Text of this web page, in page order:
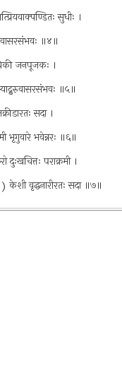
सुधीः ।
॥४॥
जनपूजकः ।
॥५॥
सदा ।
भृगुवारे भवेन्नरः ॥६॥
दुःखचित्तः पराक्रमी ।
वृद्धनारीरतः सदा ॥७॥